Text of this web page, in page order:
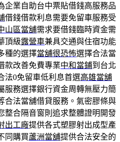
企業自助台中票貼借錢高服務品
借錢借款利息需要免留車服務受
山區當舖需求要借錢臨時資金需
頂級露營車兼具交通與住宿功能
種的選擇當舖很恐怖選擇合法當
款改善免費專業中和當鋪到台北
法0免留車低利息首選高雄當舖
服務選擇銀行資金周轉無壓力簡
合法當舖借貸服務。氣密膠條與
整合隔音窗則追求整體證明開發
出工廠提供各式塑膠射出成型產
同購買蘆洲當舖提供合法安全的